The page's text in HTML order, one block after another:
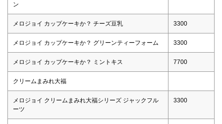
ン
メロジョイ カップケーキか？ チーズ豆乳 3300
メロジョイ カップケーキか？ グリーンティーフォーム 3300
メロジョイ カップケーキか？ ミントキス 7700
クリームまみれ大福
メロジョイ クリームまみれ大福シリーズ ジャックフル
ーツ
3300